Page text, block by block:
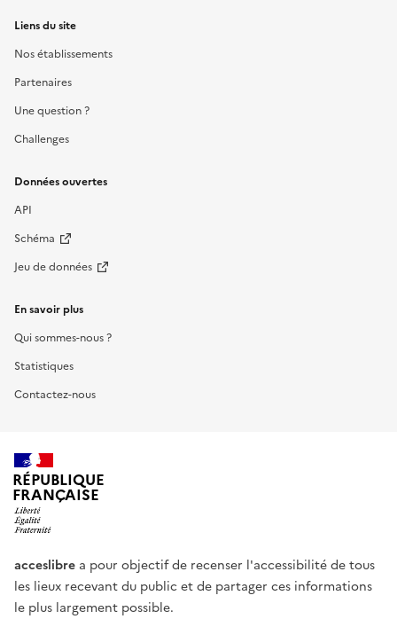
Liens du site
Nos établissements
Partenaires
Une question ?
Challenges
Données ouvertes
API
Schéma
Jeu de données
En savoir plus
Qui sommes-nous ?
Statistiques
Contactez-nous
RÉPUBLIQUE
FRANÇAISE
acceslibre a pour objectif de recenser l'accessibilité de tous
les lieux recevant du public et de partager ces informations
le plus largement possible.